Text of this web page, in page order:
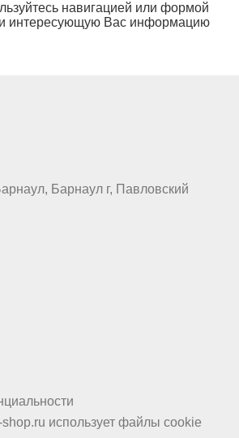
навигацией или формой
интересующую Вас информацию
Барнаул г, Павловский
shop.ru использует файлы cookie